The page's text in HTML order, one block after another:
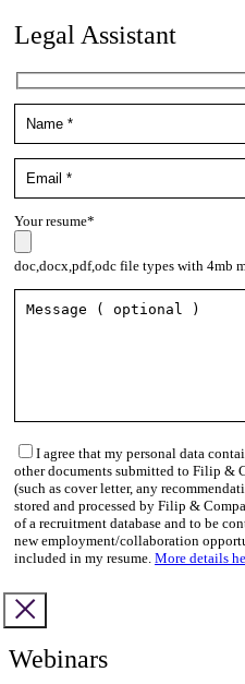
Legal Assistant
Your resume*
doc,docx,pdf,odc file types with 4mb
I agree that my personal data
other documents submitted to Filip &
(such as cover letter, any
stored and processed by Filip &
of a recruitment database and to be
new employment/collaboration
included in my resume. More details
Webinars